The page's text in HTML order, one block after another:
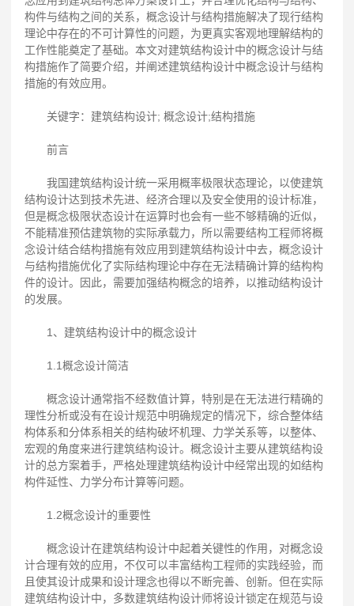
构件与结构之间的关系，概念设计与结构措施解决了现行结构
理论中存在的不可计算性的问题，为更真实客观地理解结构的
工作性能奠定了基础。本文对建筑结构设计中的概念设计与结
构措施作了简要介绍，并阐述建筑结构设计中概念设计与结构
措施的有效应用。
关键字：建筑结构设计; 概念设计;结构措施
前言
我国建筑结构设计统一采用概率极限状态理论，以使建筑
结构设计达到技术先进、经济合理以及安全使用的设计标准，
但是概念极限状态设计在运算时也会有一些不够精确的近似，
不能精准预估建筑物的实际承载力，所以需要结构工程师将概
念设计结合结构措施有效应用到建筑结构设计中去，概念设计
与结构措施优化了实际结构理论中存在无法精确计算的结构构
件的设计。因此，需要加强结构概念的培养，以推动结构设计
的发展。
1、建筑结构设计中的概念设计
1.1概念设计简洁
概念设计通常指不经数值计算，特别是在无法进行精确的
理性分析或没有在设计规范中明确规定的情况下，综合整体结
构体系和分体系相关的结构破坏机理、力学关系等，以整体、
宏观的角度来进行建筑结构设计。概念设计主要从建筑结构设
计的总方案着手，严格处理建筑结构设计中经常出现的如结构
构件延性、力学分布计算等问题。
1.2概念设计的重要性
概念设计在建筑结构设计中起着关键性的作用，对概念设
计合理有效的应用，不仅可以丰富结构工程师的实践经验，而
且使其设计成果和设计理念也得以不断完善、创新。但在实际
建筑结构设计中，多数建筑结构设计师将设计锁定在规范与设